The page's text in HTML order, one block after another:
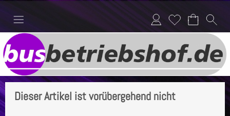
AnmeldenMerkliste
Dieser Artikel ist vorübergehend nicht